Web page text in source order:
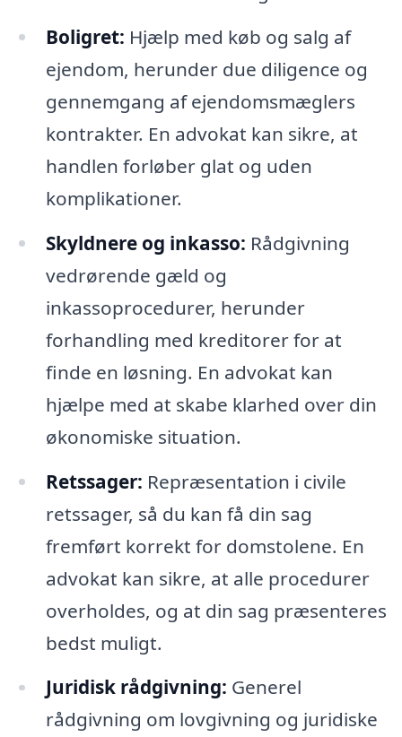
Boligret: Hjælp med køb og salg af
ejendom, herunder due diligence og
gennemgang af ejendomsmæglers
kontrakter. En advokat kan sikre, at
handlen forløber glat og uden
komplikationer.
Skyldnere og inkasso: Rådgivning
vedrørende gæld og
inkassoprocedurer, herunder
forhandling med kreditorer for at
finde en løsning. En advokat kan
hjælpe med at skabe klarhed over din
økonomiske situation.
Retssager: Repræsentation i civile
retssager, så du kan få din sag
fremført korrekt for domstolene. En
advokat kan sikre, at alle procedurer
overholdes, og at din sag præsenteres
bedst muligt.
Juridisk rådgivning: Generel
rådgivning om lovgivning og juridiske